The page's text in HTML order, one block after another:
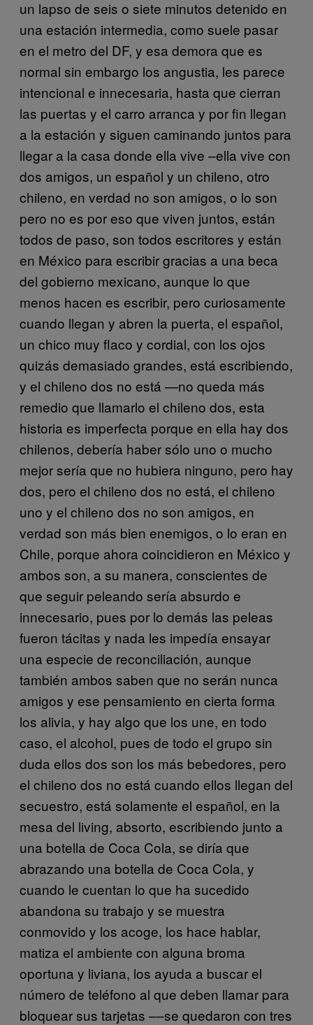
un lapso de seis o siete minutos detenido en
una estación intermedia, como suele pasar
en el metro del DF, y esa demora que es
normal sin embargo los angustia, les parece
intencional e innecesaria, hasta que cierran
las puertas y el carro arranca y por fin llegan
a la estación y siguen caminando juntos para
llegar a la casa donde ella vive –ella vive con
dos amigos, un español y un chileno, otro
chileno, en verdad no son amigos, o lo son
pero no es por eso que viven juntos, están
todos de paso, son todos escritores y están
en México para escribir gracias a una beca
del gobierno mexicano, aunque lo que
menos hacen es escribir, pero curiosamente
cuando llegan y abren la puerta, el español,
un chico muy flaco y cordial, con los ojos
quizás demasiado grandes, está escribiendo,
y el chileno dos no está —no queda más
remedio que llamarlo el chileno dos, esta
historia es imperfecta porque en ella hay dos
chilenos, debería haber sólo uno o mucho
mejor sería que no hubiera ninguno, pero hay
dos, pero el chileno dos no está, el chileno
uno y el chileno dos no son amigos, en
verdad son más bien enemigos, o lo eran en
Chile, porque ahora coincidieron en México y
ambos son, a su manera, conscientes de
que seguir peleando sería absurdo e
innecesario, pues por lo demás las peleas
fueron tácitas y nada les impedía ensayar
una especie de reconciliación, aunque
también ambos saben que no serán nunca
amigos y ese pensamiento en cierta forma
los alivia, y hay algo que los une, en todo
caso, el alcohol, pues de todo el grupo sin
duda ellos dos son los más bebedores, pero
el chileno dos no está cuando ellos llegan del
secuestro, está solamente el español, en la
mesa del living, absorto, escribiendo junto a
una botella de Coca Cola, se diría que
abrazando una botella de Coca Cola, y
cuando le cuentan lo que ha sucedido
abandona su trabajo y se muestra
conmovido y los acoge, los hace hablar,
matiza el ambiente con alguna broma
oportuna y liviana, los ayuda a buscar el
número de teléfono al que deben llamar para
bloquear sus tarjetas ––se quedaron con tres